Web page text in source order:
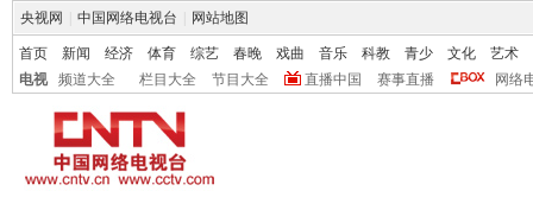
央视网 中国网络电视台 网站地图
首页 新闻 经济 体育 综艺 春晚 戏曲 音乐 科教 青少 文化
艺术
电视
频道大全 栏目大全 节目大全 直播中国 赛事直播 网络